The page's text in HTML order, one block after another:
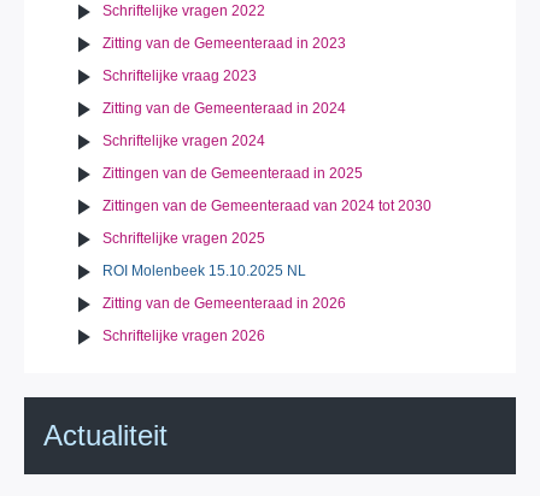
Schriftelijke vragen 2022
Zitting van de Gemeenteraad in 2023
Schriftelijke vraag 2023
Zitting van de Gemeenteraad in 2024
Schriftelijke vragen 2024
Zittingen van de Gemeenteraad in 2025
Zittingen van de Gemeenteraad van 2024 tot 2030
Schriftelijke vragen 2025
ROI Molenbeek 15.10.2025 NL
Zitting van de Gemeenteraad in 2026
Schriftelijke vragen 2026
Actualiteit